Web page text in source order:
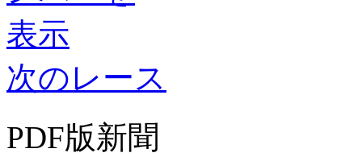
次のレース
PDF版新聞